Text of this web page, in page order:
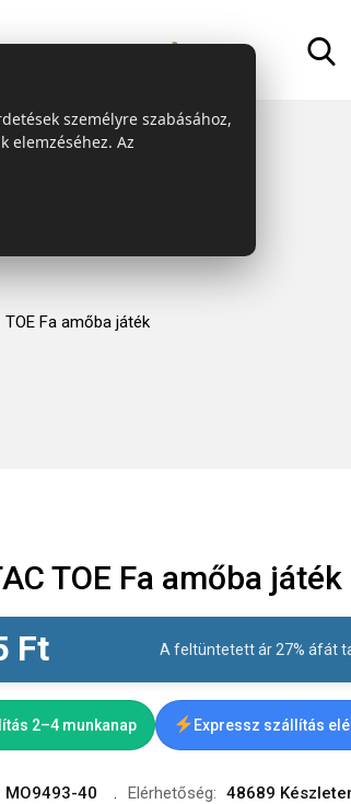
Tech = Kedvező ár ESG
TOE Fa amőba játék
TOE Fa amőba játék
Ft A feltüntetett ár 27% áfát
2–4 munkanap Expressz szállítás
MO9493-40 Elérhetőség: 48689
személyre szabásához,
elemzéséhez. Az